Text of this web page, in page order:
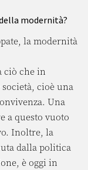
modernità?
la modernità
ciò che in
cioè una
Una
a questo vuoto
Inoltre, la
dalla politica
è oggi in